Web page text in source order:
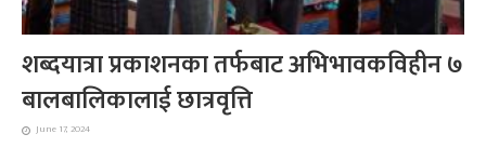
शब्दयात्रा प्रकाशनका तर्फबाट अभिभावकविहीन ७
बालबालिकालाई छात्रवृत्ति
June 17, 2024